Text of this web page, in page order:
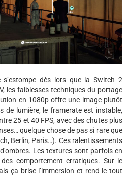
s’estompe dès lors que la Switch 2
les faiblesses techniques du portage
en 1080p offre une image plutôt
de lumière, le framerate est instable,
25 et 40 FPS, avec des chutes plus
quelque chose de pas si rare que
Berlin, Paris…). Ces ralentissements
Les textures sont parfois en
comportement erratiques. Sur le
ça brise l’immersion et rend le tout